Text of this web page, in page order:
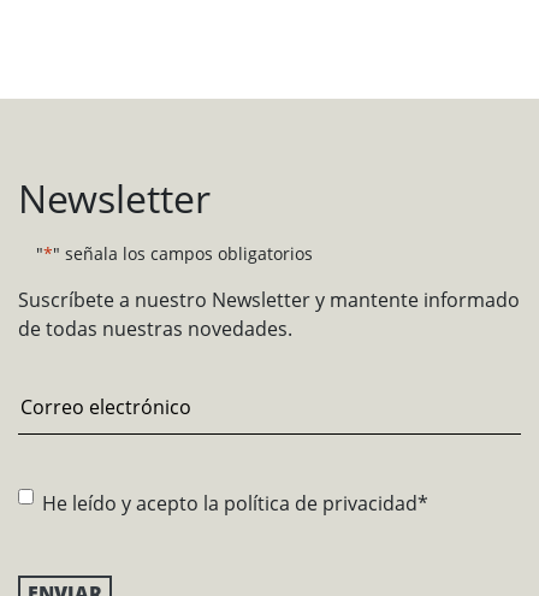
Newsletter
"*" señala los campos obligatorios
Suscríbete a nuestro Newsletter y mantente informado
de todas nuestras novedades.
Email*
Consentimiento*
He leído y acepto la política de privacidad*